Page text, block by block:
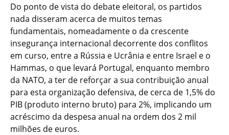
Do ponto de vista do debate eleitoral, os partidos
nada disseram acerca de muitos temas
fundamentais, nomeadamente o da crescente
insegurança internacional decorrente dos conflitos
em curso, entre a Rússia e Ucrânia e entre Israel e o
Hammas, o que levará Portugal, enquanto membro
da NATO, a ter de reforçar a sua contribuição anual
para esta organização defensiva, de cerca de 1,5% do
PIB (produto interno bruto) para 2%, implicando um
acréscimo da despesa anual na ordem dos 2 mil
milhões de euros.